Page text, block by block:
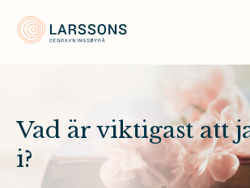
Larssons
Vad är viktigast att
i?